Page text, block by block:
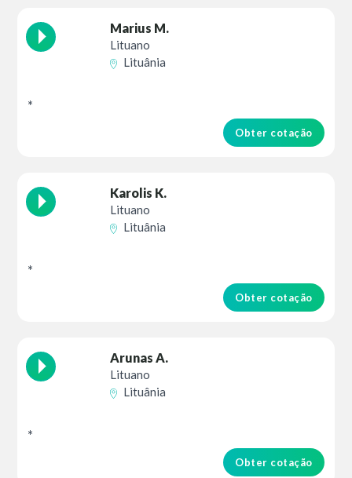
Marius M.
Lituano
Lituânia
*
Obter cotação
Karolis K.
Lituano
Lituânia
*
Obter cotação
Arunas A.
Lituano
Lituânia
*
Obter cotação